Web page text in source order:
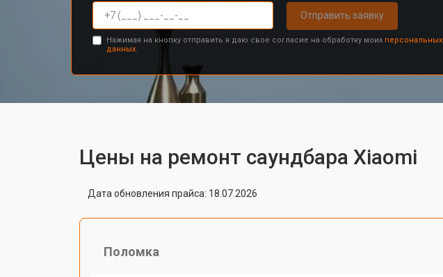
Отправить заявку
Нажимая на кнопку отправить я даю свое согласие на обработку моих персональных
данных.
Цены на ремонт саундбара Xiaomi
Дата обновления прайса: 18.07.2026
Поломка